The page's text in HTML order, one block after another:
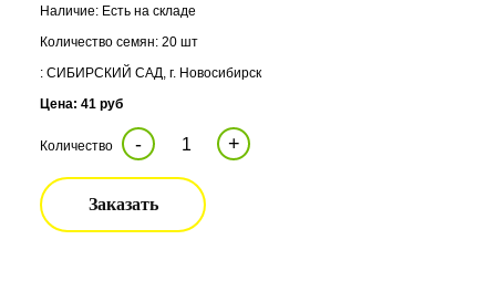
Наличие: Есть на складе
Количество семян: 20 шт
: СИБИРСКИЙ САД, г. Новосибирск
Цена: 41 руб
Количество - +
Заказать